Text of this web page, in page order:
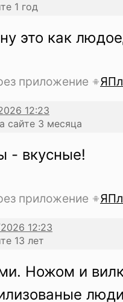
1 год
это как
приложение
3 месяца
- вкусные!
приложение
13 лет
Ножом и